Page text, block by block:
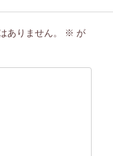
ありません。 ※ が